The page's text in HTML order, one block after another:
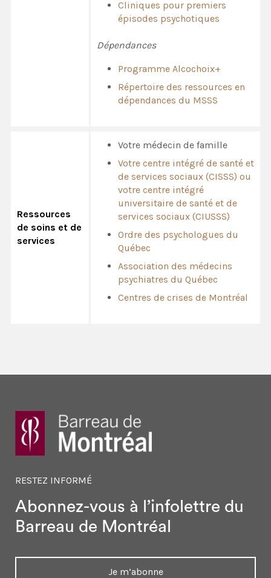
Cliniques pour premiers
épisodes psychotiques
Dépendances
Programme Alcochoix+
Répertoire des ressources en
dépendances du MSSS
Ressources
de soins et de
services
Votre médecin de famille
Votre centre intégré de santé et
de services sociaux (CISSS) ou
votre centre intégré
universitaire de santé et de
services sociaux (CIUSSS)
Ordre des psychologues du
Québec
Association des médecins
psychiatres du Québec
Centres de crises de Montréal
RESTEZ INFORMÉ
Abonnez-vous à l’infolettre du
Barreau de Montréal
Je m’abonne